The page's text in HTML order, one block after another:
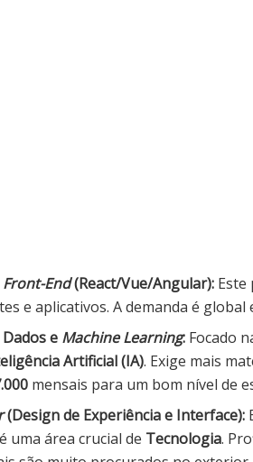
Front-End(React/Vue/Angular):
e aplicativos. A demanda é
e Machine Learning: Focado
Artificial (IA). Exige mais
mensais para um bom nível de
(Design de Experiência e Interface):
uma área crucial de Tecnologia.